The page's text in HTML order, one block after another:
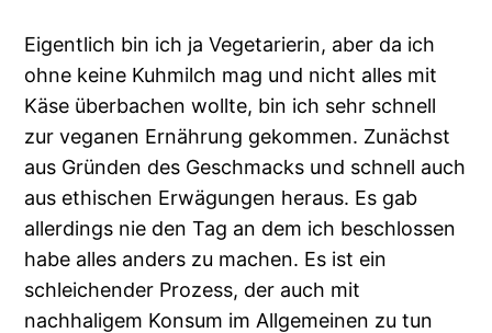
Eigentlich bin ich ja Vegetarierin, aber da ich
ohne keine Kuhmilch mag und nicht alles mit
Käse überbachen wollte, bin ich sehr schnell
zur veganen Ernährung gekommen. Zunächst
aus Gründen des Geschmacks und schnell auch
aus ethischen Erwägungen heraus. Es gab
allerdings nie den Tag an dem ich beschlossen
habe alles anders zu machen. Es ist ein
schleichender Prozess, der auch mit
nachhaligem Konsum im Allgemeinen zu tun